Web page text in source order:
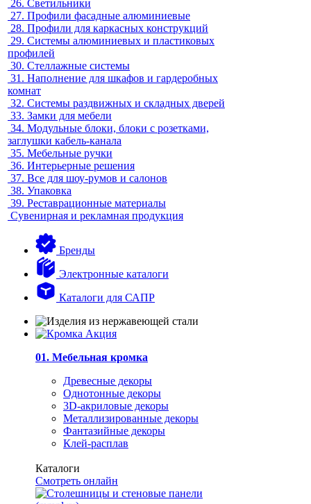
26. Светильники
27. Профили фасадные алюминиевые
28. Профили для каркасных конструкций
29. Системы алюминиевых и пластиковых
профилей
30. Стеллажные системы
31. Наполнение для шкафов и гардеробных
комнат
32. Системы раздвижных и складных дверей
33. Замки для мебели
34. Модульные блоки, блоки с розетками,
заглушки кабель-канала
35. Мебельные ручки
36. Интерьерные решения
37. Все для шоу-румов и салонов
38. Упаковка
39. Реставрационные материалы
Сувенирная и рекламная продукция
Бренды
Электронные каталоги
Каталоги для САПР
01. Мебельная кромка
Древесные декоры
Однотонные декоры
3D-акриловые декоры
Металлизированные декоры
Фантазийные декоры
Клей-расплав
Каталоги
Смотреть онлайн